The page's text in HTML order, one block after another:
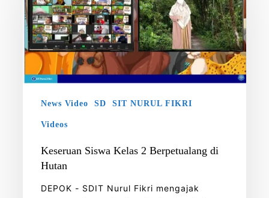
2
Berpetualang
di
Hutan
News Video SD SIT NURUL FIKRI
Videos
Keseruan Siswa Kelas 2 Berpetualang di
Hutan
DEPOK - SDIT Nurul Fikri mengajak